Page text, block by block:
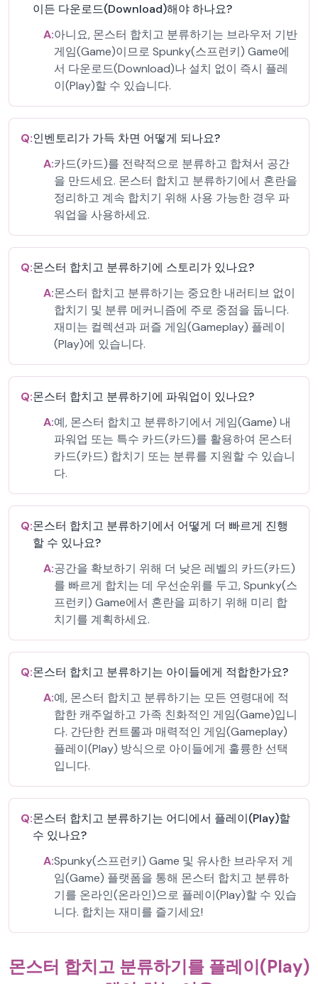
이든 다운로드(Download)해야 하나요?
A:아니요, 몬스터 합치고 분류하기는 브라우저 기반
게임(Game)이므로 Spunky(스프런키) Game에
서 다운로드(Download)나 설치 없이 즉시 플레
이(Play)할 수 있습니다.
Q:인벤토리가 가득 차면 어떻게 되나요?
A:카드(카드)를 전략적으로 분류하고 합쳐서 공간
을 만드세요. 몬스터 합치고 분류하기에서 혼란을
정리하고 계속 합치기 위해 사용 가능한 경우 파
워업을 사용하세요.
Q:몬스터 합치고 분류하기에 스토리가 있나요?
A:몬스터 합치고 분류하기는 중요한 내러티브 없이
합치기 및 분류 메커니즘에 주로 중점을 둡니다.
재미는 컬렉션과 퍼즐 게임(Gameplay) 플레이
(Play)에 있습니다.
Q:몬스터 합치고 분류하기에 파워업이 있나요?
A:예, 몬스터 합치고 분류하기에서 게임(Game) 내
파워업 또는 특수 카드(카드)를 활용하여 몬스터
카드(카드) 합치기 또는 분류를 지원할 수 있습니
다.
Q:몬스터 합치고 분류하기에서 어떻게 더 빠르게 진행
할 수 있나요?
A:공간을 확보하기 위해 더 낮은 레벨의 카드(카드)
를 빠르게 합치는 데 우선순위를 두고, Spunky(스
프런키) Game에서 혼란을 피하기 위해 미리 합
치기를 계획하세요.
Q:몬스터 합치고 분류하기는 아이들에게 적합한가요?
A:예, 몬스터 합치고 분류하기는 모든 연령대에 적
합한 캐주얼하고 가족 친화적인 게임(Game)입니
다. 간단한 컨트롤과 매력적인 게임(Gameplay)
플레이(Play) 방식으로 아이들에게 훌륭한 선택
입니다.
Q:몬스터 합치고 분류하기는 어디에서 플레이(Play)할
수 있나요?
A:Spunky(스프런키) Game 및 유사한 브라우저 게
임(Game) 플랫폼을 통해 몬스터 합치고 분류하
기를 온라인(온라인)으로 플레이(Play)할 수 있습
니다. 합치는 재미를 즐기세요!
몬스터 합치고 분류하기를 플레이(Play)